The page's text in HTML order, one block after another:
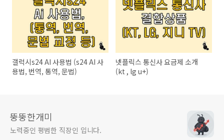
갤럭시s24 AI 사용법 (s24 AI 사
용법, 번역, 통역, 문법)
넷플릭스 통신사 요금제 소개
(kt , lg u+)
뚱뚱한개미
노력중인 평범한 직장인 입니다.